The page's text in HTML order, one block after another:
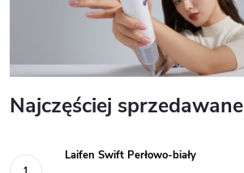
Najczęściej sprzedawane
Laifen Swift Perłowo-biały